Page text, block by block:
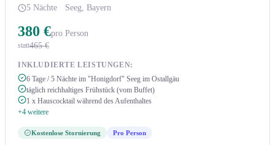
5 Nächte · Seeg, Bayern
380 €pro Person
statt465 €
INKLUDIERTE LEISTUNGEN:
6 Tage / 5 Nächte im "Honigdorf" Seeg im Ostallgäu
täglich reichhaltiges Frühstück (vom Buffet)
1 x Hauscocktail während des Aufenthaltes
+4 weitere
Kostenlose Stornierung Pro Person